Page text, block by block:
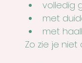
volledig
met
met
Zo zie je niet